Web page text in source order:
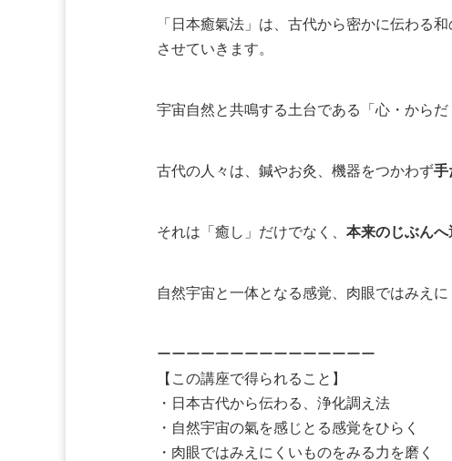
「日本癒氣法」は、古代から密かに伝わる
させていきます。
宇宙自然と共鳴する土台である「心・から
古代の人々は、鍼やお灸、機器をつかわず手
それは「癒し」だけでなく、 本来のじぶんへ
自然宇宙と一体となる感覚、肉眼ではみえ
ーーーーーーーーーーーーーーー
【この講座で得られること】
・日本古代から伝わる、浄化調え法
・自然宇宙の氣を感じとる感覚をひらく
・肉眼ではみえにくいものをみる力を磨く